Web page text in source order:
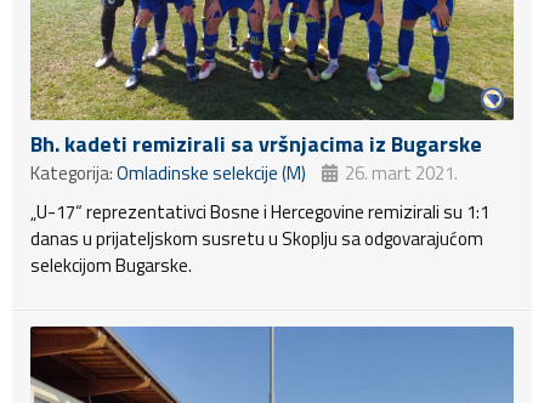
Bh. kadeti remizirali sa vršnjacima iz Bugarske
Kategorija:Omladinske selekcije (M)
26. mart 2021.
„U-17“ reprezentativci Bosne i Hercegovine remizirali su 1:1
danas u prijateljskom susretu u Skoplju sa odgovarajućom
selekcijom Bugarske.